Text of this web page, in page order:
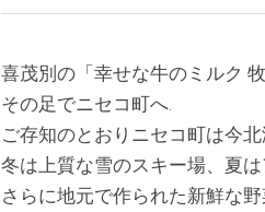
喜茂別の「幸せな牛のミルク
その足でニセコ町へ.
ご存知のとおりニセコ町は今
冬は上質な雪のスキー場、夏
さらに地元で作られた新鮮な